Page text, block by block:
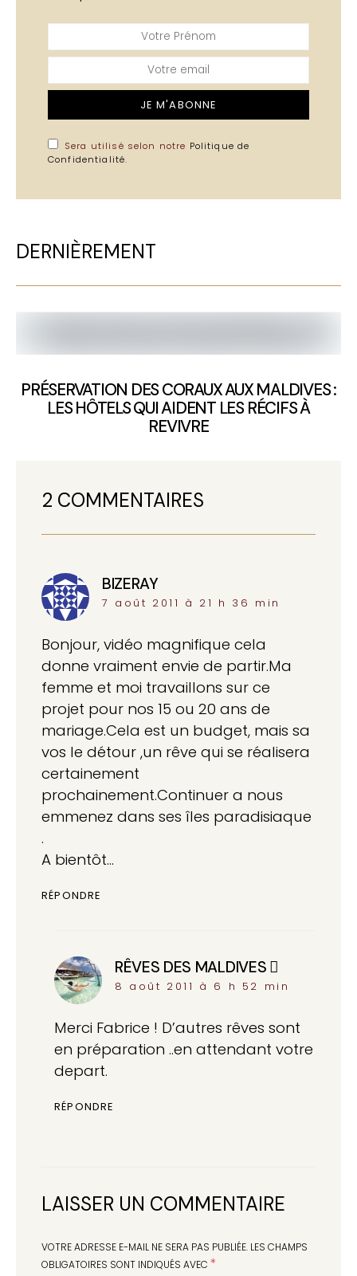
JE M'ABONNE
Sera utilisé selon notre Politique de
Confidentialité.
DERNIÈREMENT
PRÉSERVATION DES CORAUX AUX MALDIVES :
LES HÔTELS QUI AIDENT LES RÉCIFS À
REVIVRE
2 COMMENTAIRES
BIZERAYdit :
7 août 2011 à 21 h 36 min
Bonjour, vidéo magnifique cela
donne vraiment envie de partir.Ma
femme et moi travaillons sur ce
projet pour nos 15 ou 20 ans de
mariage.Cela est un budget, mais sa
vos le détour ,un rêve qui se réalisera
certainement
prochainement.Continuer a nous
emmenez dans ses îles paradisiaque
.
A bientôt…
RÉPONDRE
RÊVES DES MALDIVES
8 août 2011 à 6 h 52 min
Merci Fabrice ! D’autres rêves sont
en préparation ..en attendant votre
depart.
RÉPONDRE
LAISSER UN COMMENTAIRE
VOTRE ADRESSE E-MAIL NE SERA PAS PUBLIÉE. LES CHAMPS
OBLIGATOIRES SONT INDIQUÉS AVEC *